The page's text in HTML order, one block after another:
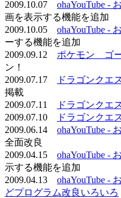
2009.10.07 ohaYouTube -
画を表示する機能を追加
2009.10.05 ohaYouTube -
ーする機能を追加
2009.09.12 ポケモン ゴ
ン！
2009.07.17
ドラゴンクエ
掲載
2009.07.11
ドラゴンクエ
2009.07.10
ドラゴンクエ
2009.06.14 ohaYouTube -
全面改良
2009.04.15 ohaYouTube -
示する機能を追加
2009.04.13 ohaYouTube -
どプログラム改良いろいろ